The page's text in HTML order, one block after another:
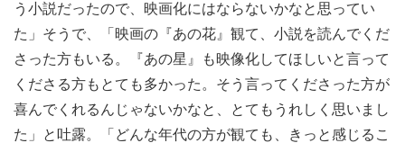
う小説だったので、映画化にはならないかなと思ってい
た」そうで、「映画の『あの花』観て、小説を読んでくだ
さった方もいる。『あの星』も映像化してほしいと言って
くださる方もとても多かった。そう言ってくださった方が
喜んでくれるんじゃないかなと、とてもうれしく思いまし
た」と吐露。「どんな年代の方が観ても、きっと感じるこ